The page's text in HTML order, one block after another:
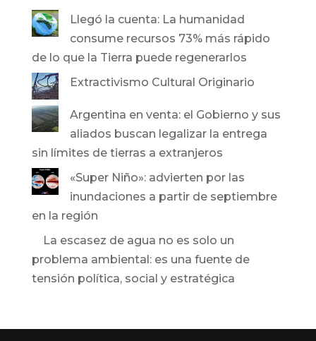
Llegó la cuenta: La humanidad
consume recursos 73% más rápido
de lo que la Tierra puede regenerarlos
Extractivismo Cultural Originario
Argentina en venta: el Gobierno y sus
aliados buscan legalizar la entrega
sin límites de tierras a extranjeros
«Super Niño»: advierten por las
inundaciones a partir de septiembre
en la región
La escasez de agua no es solo un
problema ambiental: es una fuente de
tensión política, social y estratégica